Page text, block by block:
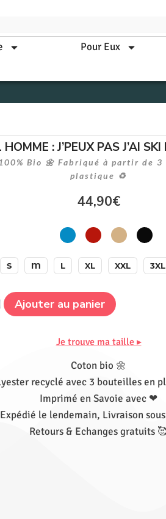
Pour Eux
: J’PEUX PAS J’AI
Bio 🌼 Fabriqué à partir de
plastique ♻
44,90€
S M L XL XXL 3XL
Ajouter au panier
Je trouve ma taille ▸
Coton bio 🌼
recyclé avec 3 bouteilles en
Imprimé en Savoie avec ❤
Expédié le lendemain, Livraison
Retours & Echanges gratuits